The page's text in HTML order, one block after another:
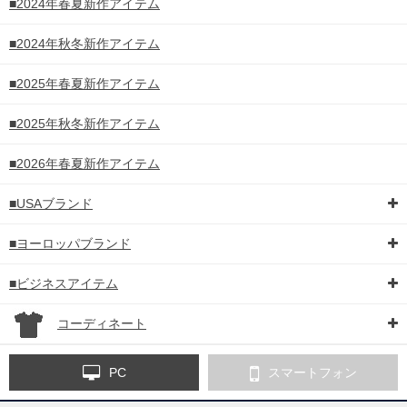
■2024年春夏新作アイテム
■2024年秋冬新作アイテム
■2025年春夏新作アイテム
■2025年秋冬新作アイテム
■2026年春夏新作アイテム
■USAブランド
■ヨーロッパブランド
■ビジネスアイテム
コーディネート
PC スマートフォン